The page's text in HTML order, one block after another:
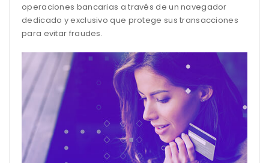
operaciones bancarias a través de un navegador
dedicado y exclusivo que protege sus transacciones
para evitar fraudes.